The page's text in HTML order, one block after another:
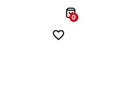
0